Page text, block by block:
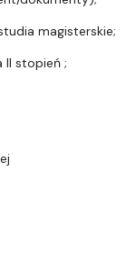
magisterskie;
II stopień ;